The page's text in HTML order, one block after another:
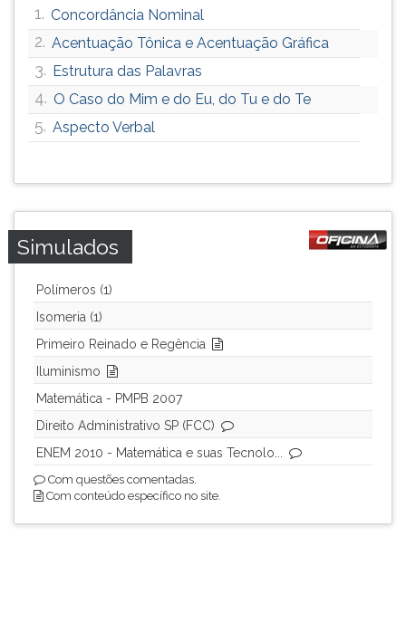
1. Concordância Nominal
2. Acentuação Tônica e Acentuação Gráfica
3. Estrutura das Palavras
4. O Caso do Mim e do Eu, do Tu e do Te
5. Aspecto Verbal
Simulados
Polímeros (1)
Isomeria (1)
Primeiro Reinado e Regência
Iluminismo
Matemática - PMPB 2007
Direito Administrativo SP (FCC)
ENEM 2010 - Matemática e suas Tecnolo...
Com questões comentadas.
Com conteúdo específico no site.